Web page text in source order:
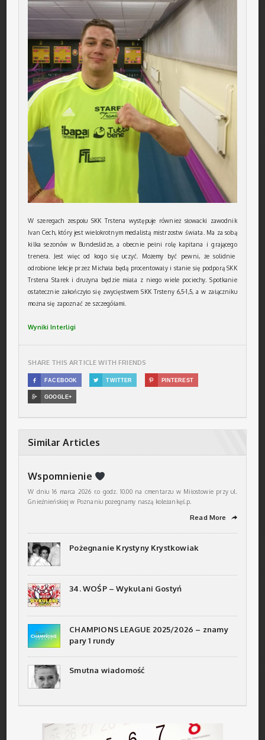
W szeregach zespołu SKK Trstena występuje również słowacki zawodnik
Ivan Cech, który jest wielokrotnym medalistą mistrzostw świata. Ma za sobą
kilka sezonów w Bundeslidze, a obecnie pełni rolę kapitana i grającego
trenera. Jest więc od kogo się uczyć. Możemy być pewni, że solidnie
odrobione lekcje przez Michała będą procentowały i stanie się podporą SKK
Trstena Starek i drużyna będzie miała z niego wiele pociechy. Spotkanie
ostatecznie zakończyło się zwycięstwem SKK Trsteny 6,5-1,5, a w załączniku
można się zapoznać ze szczegółami.
Wyniki Interligi
SHARE THIS ARTICLE WITH FRIENDS
 FACEBOOK  TWITTER  PINTEREST
 GOOGLE+
Similar Articles
Wspomnienie
W dniu 16 marca 2026 r.o godz. 10.00 na cmentarzu w Miłostowie przy ul.
Gnieźnieńskiej w Poznaniu pożegnamy naszą koleżankęś.p.
Read More ➦
Pożegnanie Krystyny Krystkowiak
34. WOŚP – Wykulani Gostyń
CHAMPIONS LEAGUE 2025/2026 – znamy
pary 1 rundy
Smutna wiadomość